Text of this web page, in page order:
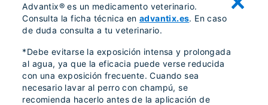
Advantix® es un medicamento veterinario.
Consulta la ficha técnica en advantix.es. En caso
de duda consulta a tu veterinario.
*Debe evitarse la exposición intensa y prolongada
al agua, ya que la eficacia puede verse reducida
con una exposición frecuente. Cuando sea
necesario lavar al perro con champú, se
recomienda hacerlo antes de la aplicación de